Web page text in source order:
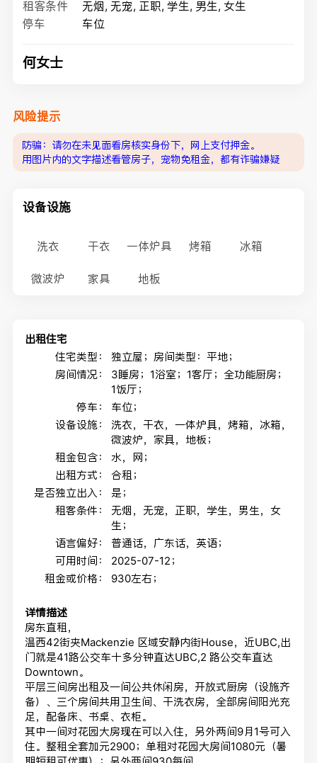
租客条件
无烟, 无宠, 正职, 学生, 男生, 女生
停车
车位
何女士
风险提示
防骗：请勿在未见面看房核实身份下，网上支付押金。
用图片内的文字描述看管房子，宠物免租金，都有诈骗嫌疑
设备设施
洗衣 干衣 一体炉具 烤箱 冰箱
微波炉 家具 地板
出租住宅
住宅类型：
独立屋；房间类型：平地；
房间情况：
3睡房；1浴室；1客厅；全功能厨房；
1饭厅；
停车：
车位；
设备设施：
洗衣，干衣，一体炉具，烤箱，冰箱，
微波炉，家具，地板；
租金包含：
水，网；
出租方式：
合租；
是否独立出入：
是；
租客条件：
无烟，无宠，正职，学生，男生，女
生；
语言偏好：
普通话，广东话，英语；
可用时间：
2025-07-12；
租金或价格：
930左右；
详情描述
房东直租，
温西42街夹Mackenzie 区域安静内街House，近UBC,出
门就是41路公交车十多分钟直达UBC,2 路公交车直达
Downtown。
平层三间房出租及一间公共休闲房，开放式厨房（设施齐
备）、三个房间共用卫生间、干洗衣房，全部房间阳光充
足，配备床、书桌、衣柜。
其中一间对花园大房现在可以入住，另外两间9月1号可入
住。整租全套加元2900；单租对花园大房间1080元（暑